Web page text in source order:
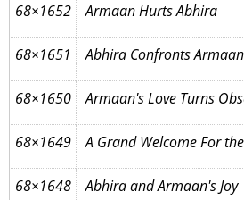
68×1652 Armaan Hurts Abhira
68×1651 Abhira Confronts Armaan
68×1650 Armaan's Love Turns
68×1649 A Grand Welcome For
68×1648 Abhira and Armaan's Joy